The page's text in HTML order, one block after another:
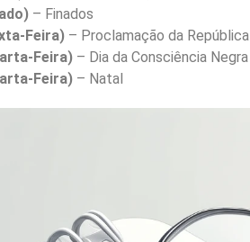
– Finados
Feira)– Proclamação da República
Feira)– Dia da Consciência Negra
Feira)– Natal